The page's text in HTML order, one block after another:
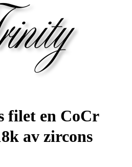
filet en CoCr
av zircons